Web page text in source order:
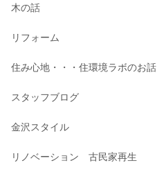
木の話
リフォーム
住み心地・・・住環境ラボのお話
スタッフブログ
金沢スタイル
リノベーション 古民家再生